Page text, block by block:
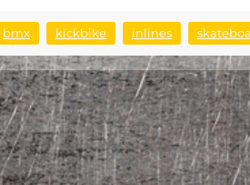
bmx kickbike inlines